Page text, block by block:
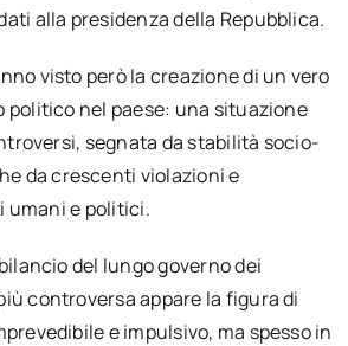
alla presidenza della Repubblica.
visto però la creazione di un vero
politico nel paese: una situazione
segnata da stabilità socio-
da crescenti violazioni e
umani e politici.
del lungo governo dei
controversa appare la figura di
e impulsivo, ma spesso in